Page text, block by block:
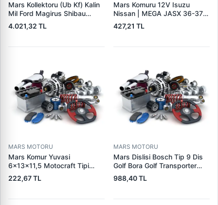
Mars Kollektoru (Ub Kf) Kalin
Mil Ford Magirus Shibau
TM30 Steyr | MAKO
72313641 | OEM 72313641
4.021,32 TL
Mars Komuru 12V Isuzu
Nissan | MEGA JASX 36-37 |
OEM JASX36-37
427,21 TL
MARS MOTORU
Mars Komur Yuvasi
6×13×11,5 Motocraft Tipi
Ford Ranger Focus Fiesta
Connect (FO0731
5L8Z11000AC) | PARS PRS-
222,67 TL
MARS MOTORU
Mars Dislisi Bosch Tip 9 Dis
Golf Bora Golf Transporter
Seat Skoda (15713) | ZEN
1480 | OEM 1011480
988,40 TL